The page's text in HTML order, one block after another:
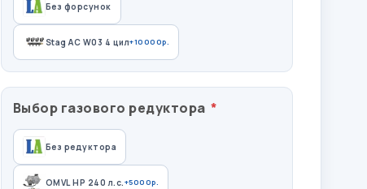
Без форсунок
Stag AC W03 4 цил+10000р.
Выбор газового редуктора
Без редуктора
OMVL HP 240 л.с.+5000р.